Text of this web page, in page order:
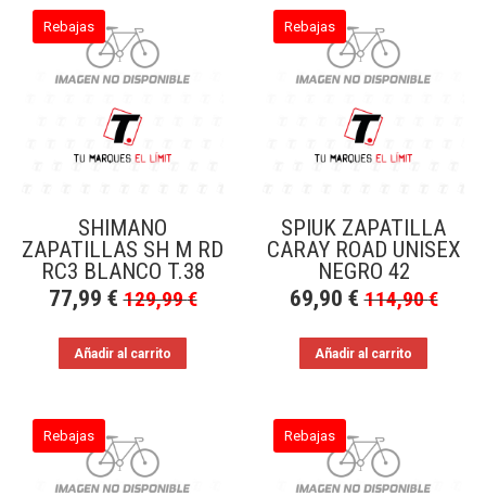
Rebajas
SHIMANO
ZAPATILLAS SH M RD
RC3 BLANCO T.38
77,99 € 129,99€
Añadir al carrito
Rebajas
SPIUK ZAPATILLA
CARAY ROAD UNISEX
NEGRO 42
69,90 € 114,90€
Añadir al carrito
Rebajas Rebajas